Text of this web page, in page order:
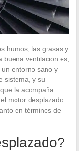
humos, las grasas y
buena ventilación es,
entorno sano y
sistema, y su
la acompaña.
motor desplazado
en términos de